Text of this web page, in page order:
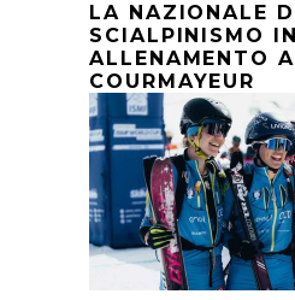
LA NAZIONALE DI
SCIALPINISMO IN
ALLENAMENTO A
COURMAYEUR